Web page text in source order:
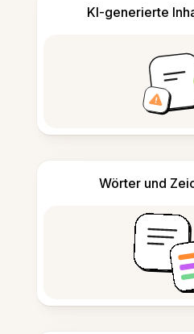
KI-generierte
Wörter und